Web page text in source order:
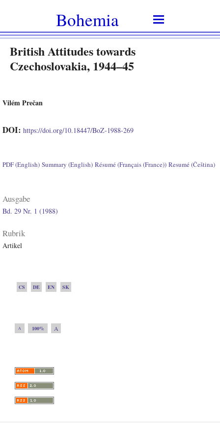
Bohemia
British Attitudes towards
Czechoslovakia, 1944–45
Vilém Prečan
DOI: https://doi.org/10.18447/BoZ-1988-269
PDF (English) Summary (English) Résumé (Français (France)) Resumé (Čeština)
Ausgabe
Bd. 29 Nr. 1 (1988)
Rubrik
Artikel
CS DE EN SK
A 100% A